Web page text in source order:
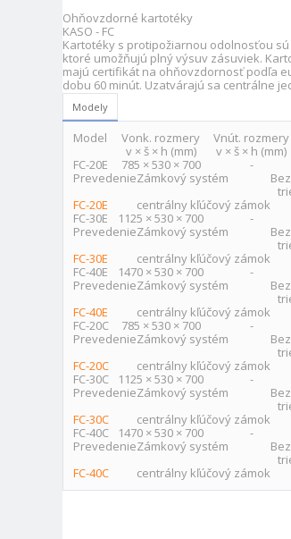
Ohňovzdorné kartotéky
KASO - FC
Kartotéky s protipožiarnou odolnosťou
ktoré umožňujú plný výsuv zásuviek.
majú certifikát na ohňovzdornosť podľa
dobu 60 minút. Uzatvárajú sa centrálne
Modely
Model
Vonk. rozmery
v × š × h (mm)
Vnút. rozmery
v × š × h (mm)
FC-20E
785 × 530 × 700 -
PrevedenieZámkový systém
FC-20E
centrálny kľúčový zámok
FC-30E
1125 × 530 × 700 -
PrevedenieZámkový systém
FC-30E
centrálny kľúčový zámok
FC-40E
1470 × 530 × 700 -
PrevedenieZámkový systém
FC-40E
centrálny kľúčový zámok
FC-20C
785 × 530 × 700 -
PrevedenieZámkový systém
FC-20C
centrálny kľúčový zámok
FC-30C
1125 × 530 × 700 -
PrevedenieZámkový systém
FC-30C
centrálny kľúčový zámok
FC-40C
1470 × 530 × 700 -
PrevedenieZámkový systém
FC-40C
centrálny kľúčový zámok